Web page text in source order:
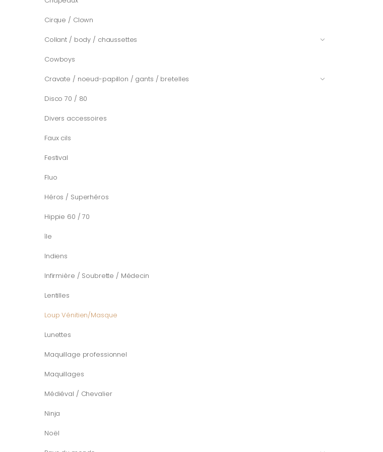
Cirque / Clown
Collant / body / chaussettes
Cowboys
Cravate / noeud-papillon / gants / bretelles
Disco 70 / 80
Divers accessoires
Faux cils
Festival
Fluo
Héros / Superhéros
Hippie 60 / 70
île
Indiens
Infirmière / Soubrette / Médecin
Lentilles
Loup Vénitien/Masque
Lunettes
Maquillage professionnel
Maquillages
Médiéval / Chevalier
Ninja
Noël